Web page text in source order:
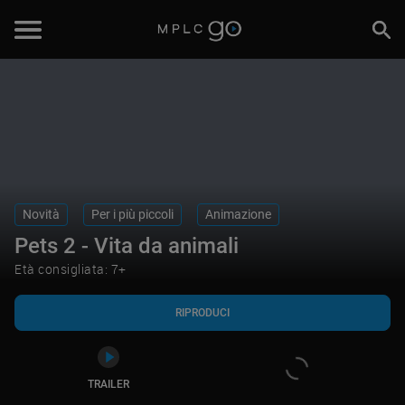
Novità Per i più piccoli Animazione
Pets 2 - Vita da animali
Età consigliata: 7+
RIPRODUCI
TRAILER